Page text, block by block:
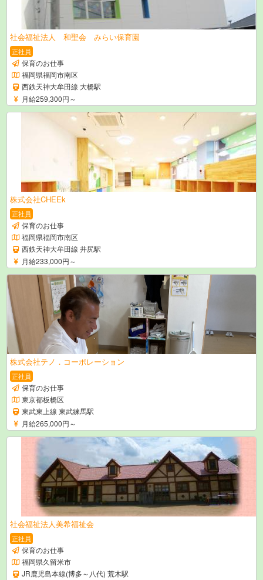
社会福祉法人 和聖会 みらい保育園
正社員
保育のお仕事
福岡県福岡市南区
西鉄天神大牟田線 大橋駅
月給259,300円～
株式会社CHEEk
正社員
保育のお仕事
福岡県福岡市南区
西鉄天神大牟田線 井尻駅
月給233,000円～
株式会社テノ．コーポレーション
正社員
保育のお仕事
東京都板橋区
東武東上線 東武練馬駅
月給265,000円～
社会福祉法人美希福祉会
正社員
保育のお仕事
福岡県久留米市
JR鹿児島本線(博多～八代) 荒木駅